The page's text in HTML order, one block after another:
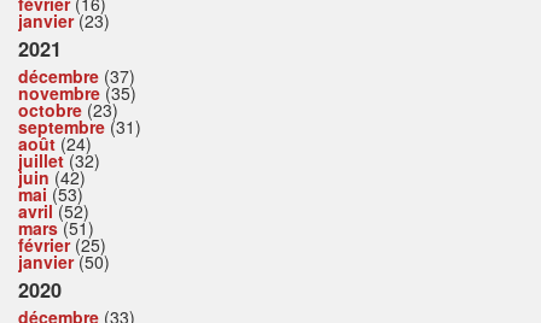
janvier(23)
2021
décembre (37)
novembre (35)
octobre (23)
septembre (31)
août (24)
juillet(32)
juin (42)
mai (53)
avril(52)
mars(51)
février(25)
janvier(50)
2020
décembre (33)